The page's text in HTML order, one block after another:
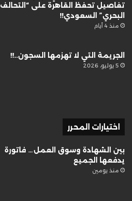
تفاصيل تحفظ القاهرة على “التحالف
البحري” السعودي!!
منذ 4 أيام
الجريمة التي لا تهزمها السجون..!!
5 يوليو، 2026
اختيارات المحرر
بين الشهادة وسوق العمل… فاتورة
يدفعها الجميع
منذ يومين